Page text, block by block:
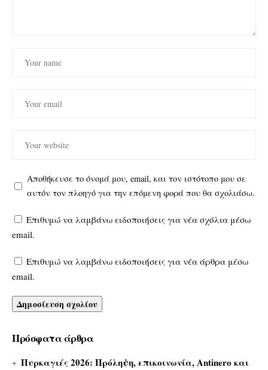
Αποθήκευσε το όνομά μου, email, και τον ιστότοπο μου σε
αυτόν τον πλοηγό για την επόμενη φορά που θα σχολιάσω.
Επιθυμώ να λαμβάνω ειδοποιήσεις για νέα σχόλια μέσω
email.
Επιθυμώ να λαμβάνω ειδοποιήσεις για νέα άρθρα μέσω
email.
Πρόσφατα άρθρα
Πυρκαγιές 2026: Πρόληψη, επικοινωνία, Antinero και